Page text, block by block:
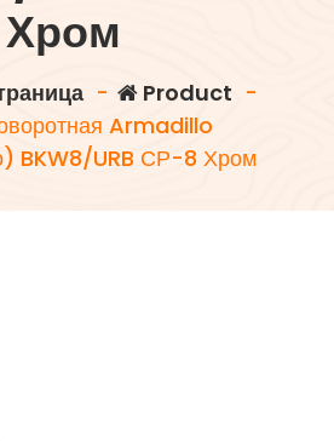
Хром
- Product -
Armadillo
BKW8/URB СР-8 Хром